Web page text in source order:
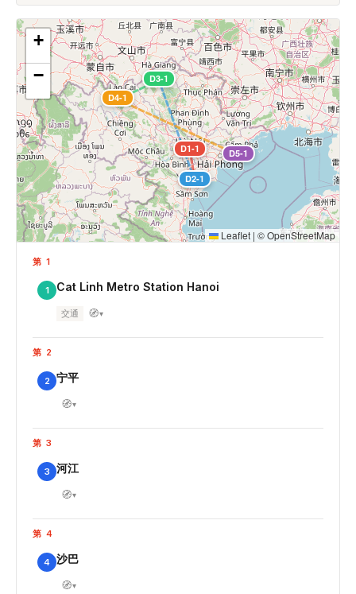
D1-1
D2-1
D3-1
D4-1
D5-1
+
−
Leaflet | ©OpenStreetMap
第 1
1 Cat Linh Metro Station Hanoi
交通 🧭▾
第 2
2 宁平
🧭▾
第 3
3 河江
🧭▾
第 4
4 沙巴
🧭▾